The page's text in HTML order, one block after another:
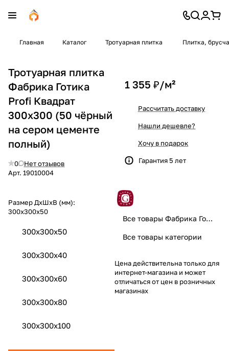
Главная Каталог Тротуарная плитка Плитка,
Тротуарная плитка
Фабрика Готика
Profi Квадрат
300x300 (50 чёрный
на сером цементе
полный)
0
Нет отзывов
Арт. 19010004
Размер ДхШхВ (мм):
300x300x50
300x300x50
300x300x40
300x300x60
300x300x80
300x300x100
1 355 ₽/м²
Рассчитать доставку
Нашли дешевле?
Хочу в подарок
Гарантия 5 лет
Все товары Фабрика Готика
Все товары категории
Цена действительна только для
интернет-магазина и может
отличаться от цен в розничных
магазинах